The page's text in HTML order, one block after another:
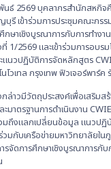
ธ์ 2569 บุคลากรสำนักสหกิจ
รี เข้าร่วมการประชุมคณะกร
ษาเชิงบูรณาการกับการทำงา
2569 และเข้าร่วมการอบรม
ะแนวปฏิบัติการจัดหลักสูตร
โวเทล กรุงเทพ ฟิวเจอร์พาร์
ล่าวมีวัตถุประสงค์เพื่อเสริมสร้
าตรฐานการดำเนินงาน
มถึงแลกเปลี่ยนข้อมูล แนวปฏิ
มกับเครือข่ายมหาวิทยาลัยใน
จัดการศึกษาเชิงบูรณาการกับ